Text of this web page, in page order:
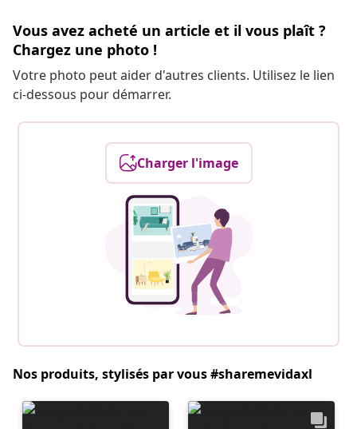
Vous avez acheté un article et il vous plaît ?
Chargez une photo !
Votre photo peut aider d'autres clients. Utilisez le lien
ci-dessous pour démarrer.
Charger l'image
Nos produits, stylisés par vous #sharemevidaxl